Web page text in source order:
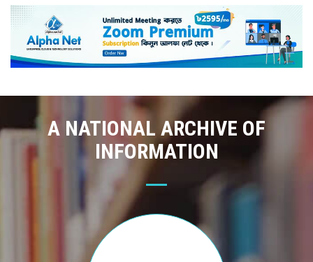
A NATIONAL ARCHIVE OF
INFORMATION